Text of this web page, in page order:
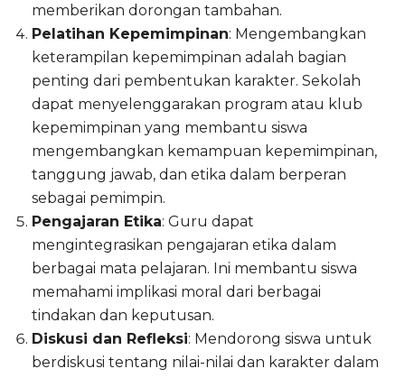
memberikan dorongan tambahan.
Pelatihan Kepemimpinan: Mengembangkan
keterampilan kepemimpinan adalah bagian
penting dari pembentukan karakter. Sekolah
dapat menyelenggarakan program atau klub
kepemimpinan yang membantu siswa
mengembangkan kemampuan kepemimpinan,
tanggung jawab, dan etika dalam berperan
sebagai pemimpin.
Pengajaran Etika: Guru dapat
mengintegrasikan pengajaran etika dalam
berbagai mata pelajaran. Ini membantu siswa
memahami implikasi moral dari berbagai
tindakan dan keputusan.
Diskusi dan Refleksi: Mendorong siswa untuk
berdiskusi tentang nilai-nilai dan karakter dalam